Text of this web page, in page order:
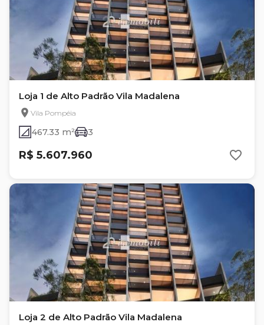
Loja 1 de Alto Padrão Vila Madalena
Vila Pompéia
467.33 m² 3
R$ 5.607.960
Loja 2 de Alto Padrão Vila Madalena